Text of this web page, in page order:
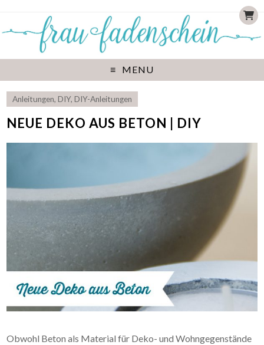
MENU
Anleitungen,DIY,DIY-Anleitungen
NEUE DEKO AUS BETON | DIY
Obwohl Beton als Material für Deko- und Wohngegenstände